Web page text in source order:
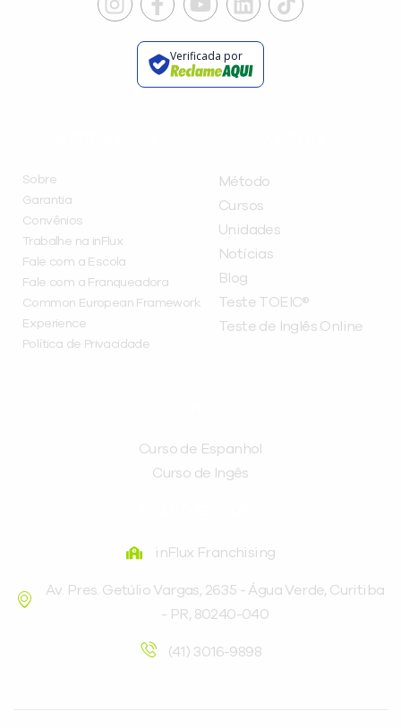
Verificada por
Sobre
Garantia
Convênios
Trabalhe na inFlux
Fale com a Escola
Fale com a Franqueadora
Common European Framework
Experience
Política de Privacidade
Método
Cursos
Unidades
Notícias
Blog
Teste TOEIC®
Teste de Inglês Online
Curso de Espanhol
Curso de Ingês
inFlux Franchising
Av. Pres. Getúlio Vargas, 2635 - Água Verde, Curitiba
- PR, 80240-040
(41) 3016-9898